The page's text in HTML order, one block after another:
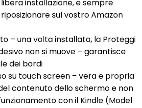
installazione, e sempre
sul vostro Amazon
– una volta installata, la Proteggi
non si muove – garantisce
dei bordi
su touch screen – vera e propria
contenuto dello schermo e non
con il Kindle (Model